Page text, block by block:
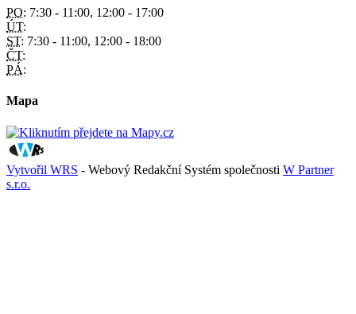
PO: 7:30 - 11:00, 12:00 - 17:00
ÚT:
ST: 7:30 - 11:00, 12:00 - 18:00
ČT:
PÁ:
Mapa
Vytvořil WRS - Webový Redakční Systém společnosti W Partner
s.r.o.